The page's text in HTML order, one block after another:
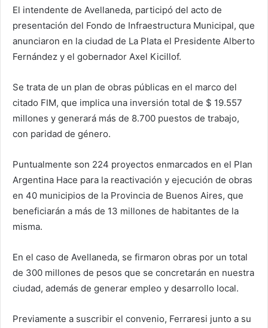
El intendente de Avellaneda, participó del acto de
presentación del Fondo de Infraestructura Municipal, que
anunciaron en la ciudad de La Plata el Presidente Alberto
Fernández y el gobernador Axel Kicillof.
Se trata de un plan de obras públicas en el marco del
citado FIM, que implica una inversión total de $ 19.557
millones y generará más de 8.700 puestos de trabajo,
con paridad de género.
Puntualmente son 224 proyectos enmarcados en el Plan
Argentina Hace para la reactivación y ejecución de obras
en 40 municipios de la Provincia de Buenos Aires, que
beneficiarán a más de 13 millones de habitantes de la
misma.
En el caso de Avellaneda, se firmaron obras por un total
de 300 millones de pesos que se concretarán en nuestra
ciudad, además de generar empleo y desarrollo local.
Previamente a suscribir el convenio, Ferraresi junto a su